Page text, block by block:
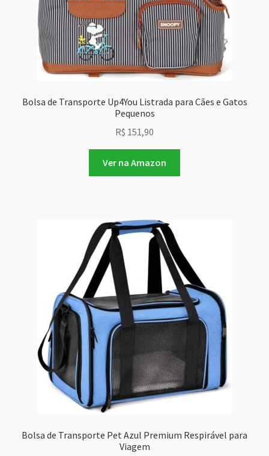
Bolsa de Transporte Up4You Listrada para Cães e Gatos
Pequenos
R$ 151,90
Ver na Amazon
Bolsa de Transporte Pet Azul Premium Respirável para
Viagem